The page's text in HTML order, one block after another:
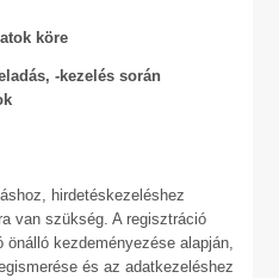
köre
-kezelés során
hirdetéskezeléshez
van szükség. A regisztráció
kezdeményezése alapján,
és az adatkezeléshez